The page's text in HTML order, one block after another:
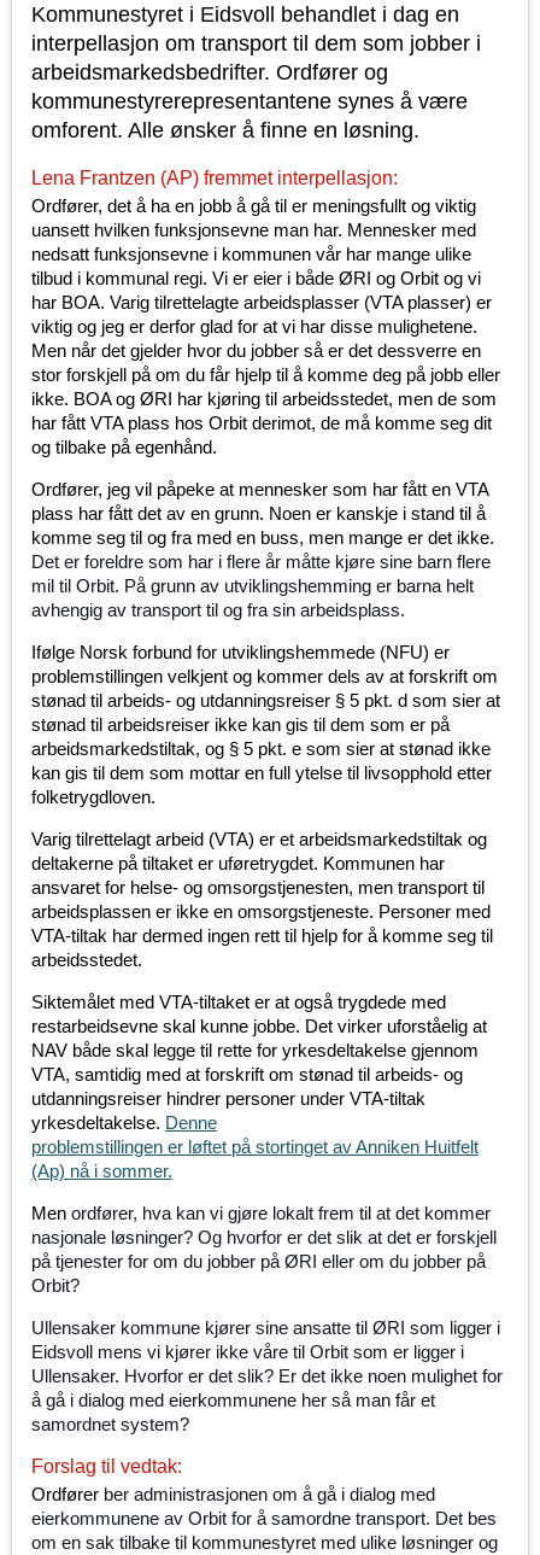
Kommunestyret i Eidsvoll behandlet i dag en
interpellasjon om transport til dem som jobber i
arbeidsmarkedsbedrifter. Ordfører og
kommunestyrerepresentantene synes å være
omforent. Alle ønsker å finne en løsning.
Lena Frantzen (AP) fremmet interpellasjon:
Ordfører, det å ha en jobb å gå til er meningsfullt og viktig
uansett hvilken funksjonsevne man har. Mennesker med
nedsatt funksjonsevne i kommunen vår har mange ulike
tilbud i kommunal regi. Vi er eier i både ØRI og Orbit og vi
har BOA. Varig tilrettelagte arbeidsplasser (VTA plasser) er
viktig og jeg er derfor glad for at vi har disse mulighetene.
Men når det gjelder hvor du jobber så er det dessverre en
stor forskjell på om du får hjelp til å komme deg på jobb eller
ikke. BOA og ØRI har kjøring til arbeidsstedet, men de som
har fått VTA plass hos Orbit derimot, de må komme seg dit
og tilbake på egenhånd.
Ordfører, jeg vil påpeke at mennesker som har fått en VTA
plass har fått det av en grunn. Noen er kanskje i stand til å
komme seg til og fra med en buss, men mange er det ikke.
Det er foreldre som har i flere år måtte kjøre sine barn flere
mil til Orbit. På grunn av utviklingshemming er barna helt
avhengig av transport til og fra sin arbeidsplass.
Ifølge Norsk forbund for utviklingshemmede (NFU) er
problemstillingen velkjent og kommer dels av at forskrift om
stønad til arbeids- og utdanningsreiser § 5 pkt. d som sier at
stønad til arbeidsreiser ikke kan gis til dem som er på
arbeidsmarkedstiltak, og § 5 pkt. e som sier at stønad ikke
kan gis til dem som mottar en full ytelse til livsopphold etter
folketrygdloven.
Varig tilrettelagt arbeid (VTA) er et arbeidsmarkedstiltak og
deltakerne på tiltaket er uføretrygdet. Kommunen har
ansvaret for helse- og omsorgstjenesten, men transport til
arbeidsplassen er ikke en omsorgstjeneste. Personer med
VTA-tiltak har dermed ingen rett til hjelp for å komme seg til
arbeidsstedet.
Siktemålet med VTA-tiltaket er at også trygdede med
restarbeidsevne skal kunne jobbe. Det virker uforståelig at
NAV både skal legge til rette for yrkesdeltakelse gjennom
VTA, samtidig med at forskrift om stønad til arbeids- og
utdanningsreiser hindrer personer under VTA-tiltak
yrkesdeltakelse. Denne
problemstillingen er løftet på stortinget av Anniken Huitfelt
(Ap) nå i sommer.
Men ordfører, hva kan vi gjøre lokalt frem til at det kommer
nasjonale løsninger? Og hvorfor er det slik at det er forskjell
på tjenester for om du jobber på ØRI eller om du jobber på
Orbit?
Ullensaker kommune kjører sine ansatte til ØRI som ligger i
Eidsvoll mens vi kjører ikke våre til Orbit som er ligger i
Ullensaker. Hvorfor er det slik? Er det ikke noen mulighet for
å gå i dialog med eierkommunene her så man får et
samordnet system?
Forslag til vedtak:
Ordfører ber administrasjonen om å gå i dialog med
eierkommunene av Orbit for å samordne transport. Det bes
om en sak tilbake til kommunestyret med ulike løsninger og